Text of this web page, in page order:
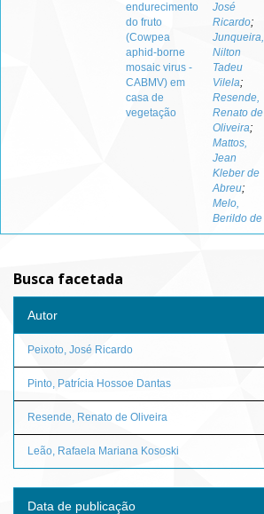
endurecimento
do fruto
(Cowpea
aphid-borne
mosaic virus -
CABMV) em
casa de
vegetação
José
Ricardo;
Junqueira,
Nilton
Tadeu
Vilela;
Resende,
Renato de
Oliveira;
Mattos,
Jean
Kleber de
Abreu;
Melo,
Berildo de
Busca facetada
Autor
Peixoto, José Ricardo
Pinto, Patrícia Hossoe Dantas
Resende, Renato de Oliveira
Leão, Rafaela Mariana Kososki
Data de publicação